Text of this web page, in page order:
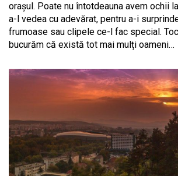
orașul. Poate nu întotdeauna avem ochii
a-l vedea cu adevărat, pentru a-i
frumoase sau clipele ce-l fac special.
bucurăm că există tot mai mulți oameni…